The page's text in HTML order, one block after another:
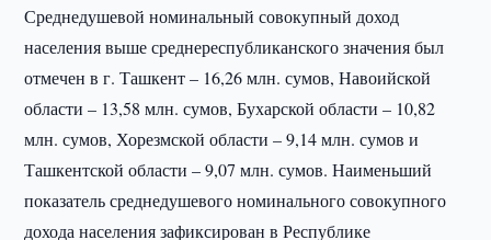
Среднедушевой номинальный совокупный доход
населения выше среднереспубликанского значения был
отмечен в г. Ташкент – 16,26 млн. сумов, Навоийской
области – 13,58 млн. сумов, Бухарской области – 10,82
млн. сумов, Хорезмской области – 9,14 млн. сумов и
Ташкентской области – 9,07 млн. сумов. Наименьший
показатель среднедушевого номинального совокупного
дохода населения зафиксирован в Республике